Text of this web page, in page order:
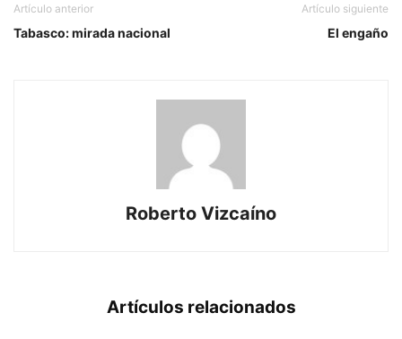
Artículo anterior
Tabasco: mirada nacional
Artículo siguiente
El engaño
Roberto Vizcaíno
Artículos relacionados